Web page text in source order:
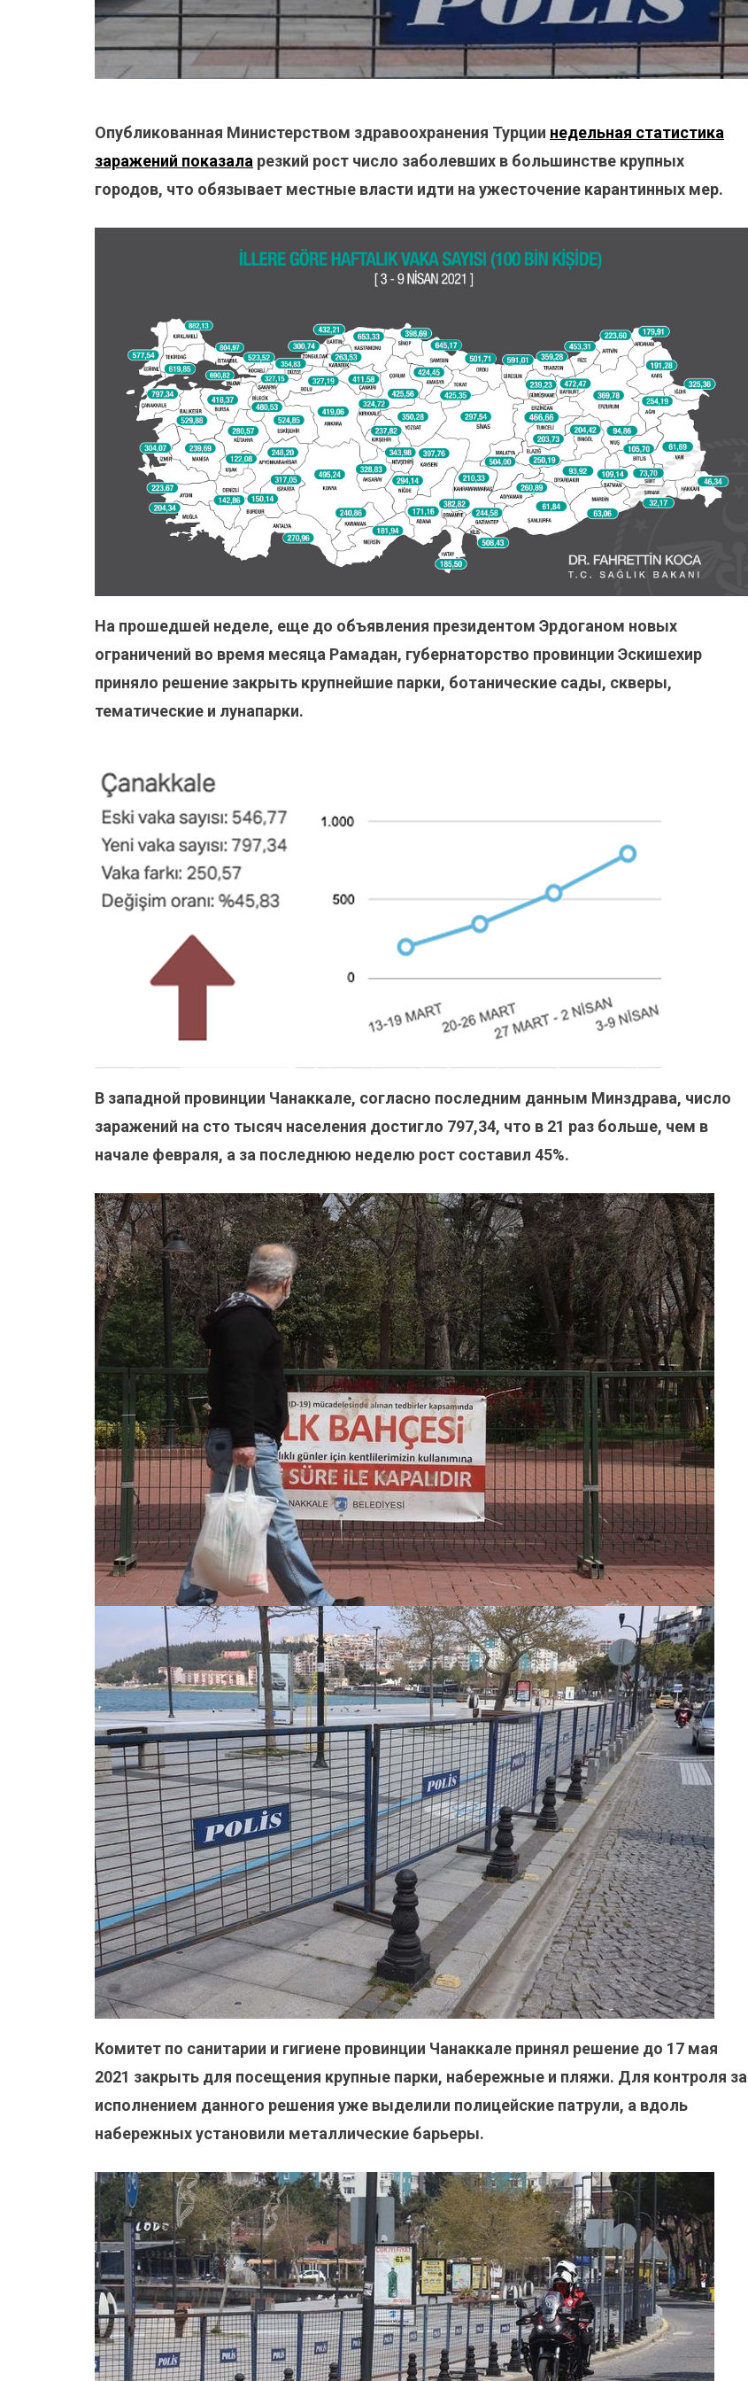
Опубликованная Министерством здравоохранения Турции недельная статистика
заражений показала резкий рост число заболевших в большинстве крупных
городов, что обязывает местные власти идти на ужесточение карантинных мер.
На прошедшей неделе, еще до объявления президентом Эрдоганом новых
ограничений во время месяца Рамадан, губернаторство провинции Эскишехир
приняло решение закрыть крупнейшие парки, ботанические сады, скверы,
тематические и лунапарки.
В западной провинции Чанаккале, согласно последним данным Минздрава, число
заражений на сто тысяч населения достигло 797,34, что в 21 раз больше, чем в
начале февраля, а за последнюю неделю рост составил 45%.
Комитет по санитарии и гигиене провинции Чанаккале принял решение до 17 мая
2021 закрыть для посещения крупные парки, набережные и пляжи. Для контроля за
исполнением данного решения уже выделили полицейские патрули, а вдоль
набережных установили металлические барьеры.